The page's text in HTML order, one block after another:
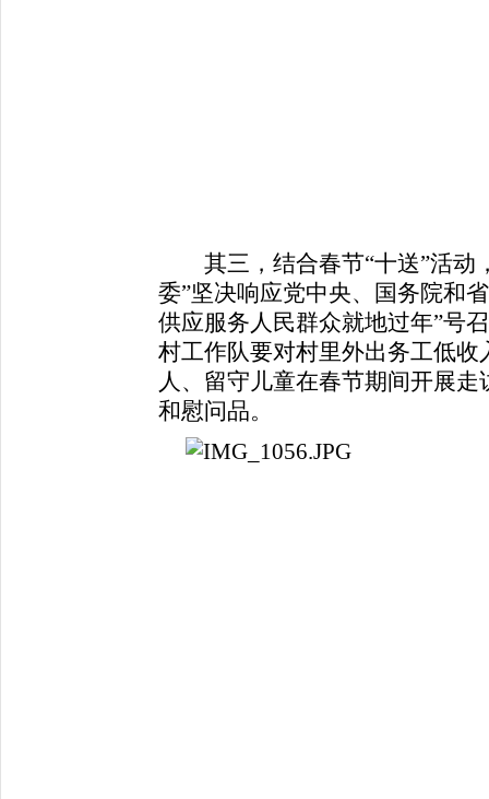
其三，结合春节“十送”活动
委”坚决响应党中央、国务院和
供应服务人民群众就地过年”号
村工作队要对村里外出务工低
人、留守儿童在春节期间开展
和慰问品。